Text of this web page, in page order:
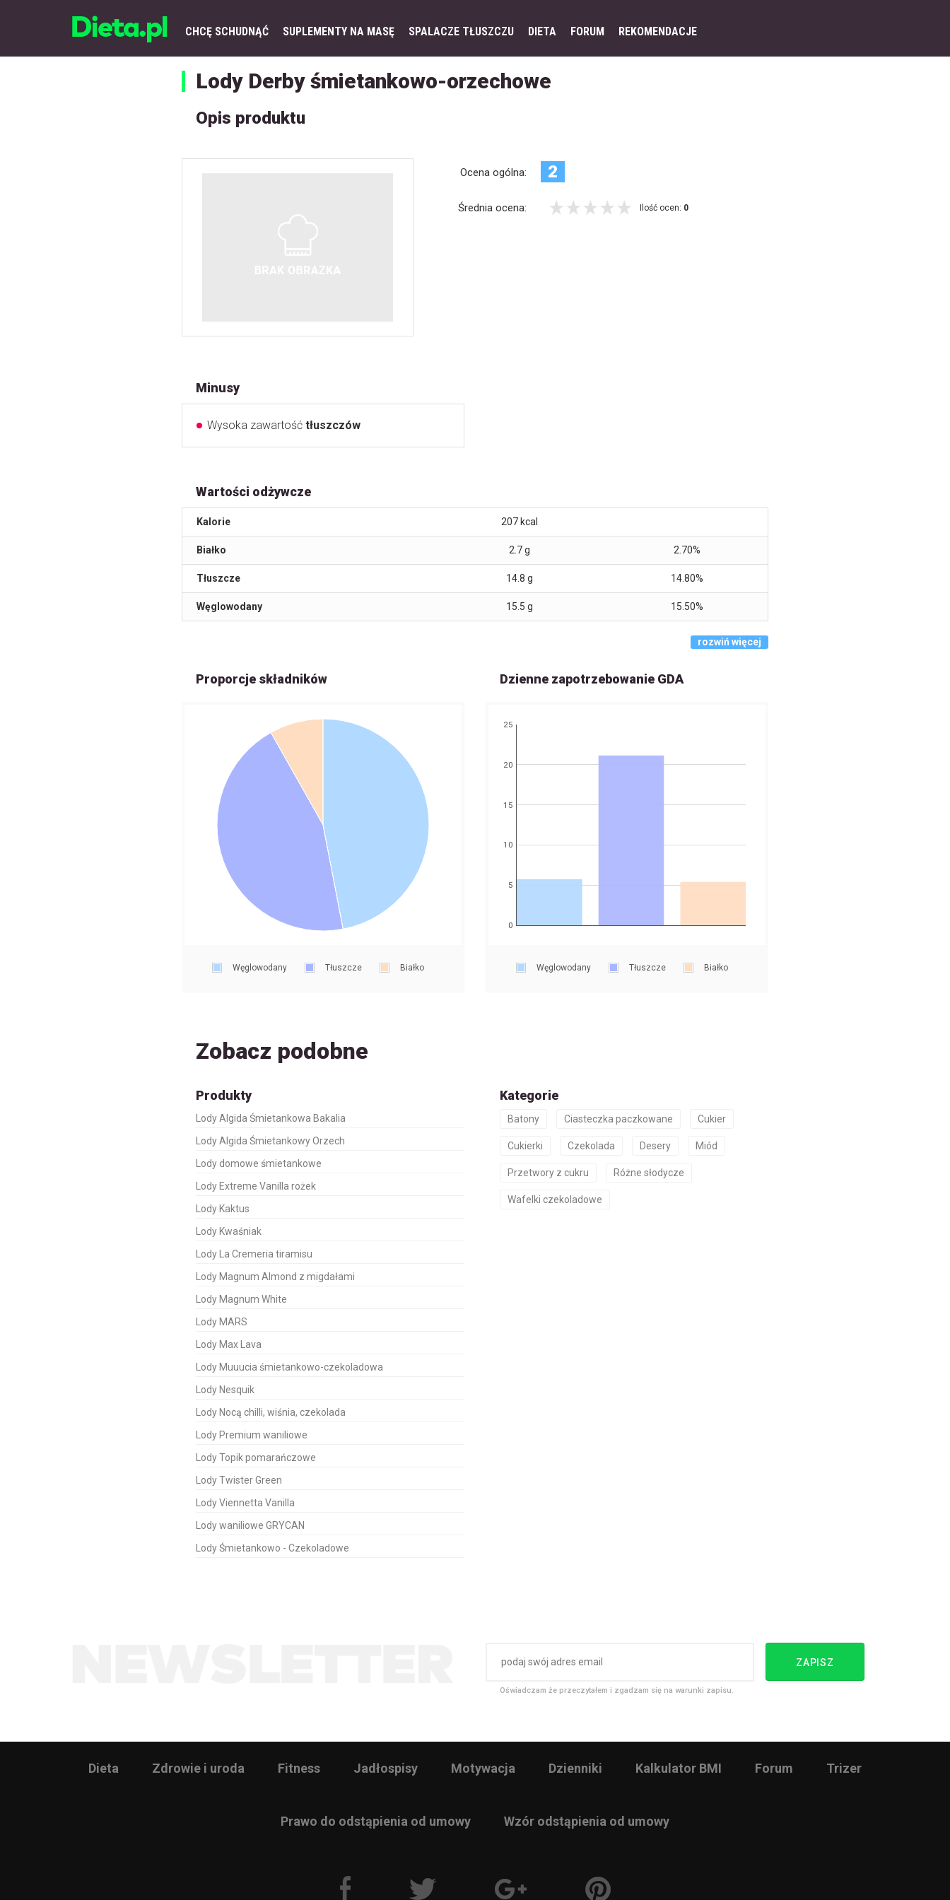
CHCĘ SCHUDNĄĆ SUPLEMENTY NA MASĘ SPALACZE TŁUSZCZU DIETA FORUM REKOMENDACJE
Lody Derby śmietankowo-orzechowe
Opis produktu
Ocena ogólna: 2
Średnia ocena: Ilość ocen: 0
Minusy
Wysoka zawartość tłuszczów
Wartości odżywcze
Kalorie 207 kcal
Białko 2.7g 2.70%
Tłuszcze 14.8 g 14.80%
Węglowodany 15.5 g 15.50%
rozwiń więcej
Proporcje składników
Węglowodany Tłuszcze Białko
Dzienne zapotrzebowanie GDA
0
5
10
15
20
25
Węglowodany Tłuszcze Białko
Zobacz podobne
Produkty
Lody Algida Śmietankowa Bakalia
Lody Algida Śmietankowy Orzech
Lody domowe śmietankowe
Lody Extreme Vanilla rożek
Lody Kaktus
Lody Kwaśniak
Lody La Cremeria tiramisu
Lody Magnum Almond z migdałami
Lody Magnum White
Lody MARS
Lody Max Lava
Lody Muuucia śmietankowo-czekoladowa
Lody Nesquik
Lody Nocą chilli, wiśnia, czekolada
Lody Premium waniliowe
Lody Topik pomarańczowe
Lody Twister Green
Lody Viennetta Vanilla
Lody waniliowe GRYCAN
Lody Śmietankowo - Czekoladowe
Kategorie
Batony Ciasteczka paczkowane Cukier
Cukierki Czekolada Desery Miód
Przetwory z cukru Różne słodycze
Wafelki czekoladowe
ZAPISZ
Oświadczam że przeczytałem i zgadzam się na warunki zapisu.
Dieta Zdrowie i uroda Fitness Jadłospisy Motywacja Dzienniki Kalkulator BMI Forum Trizer
Prawo do odstąpienia od umowy Wzór odstąpienia od umowy